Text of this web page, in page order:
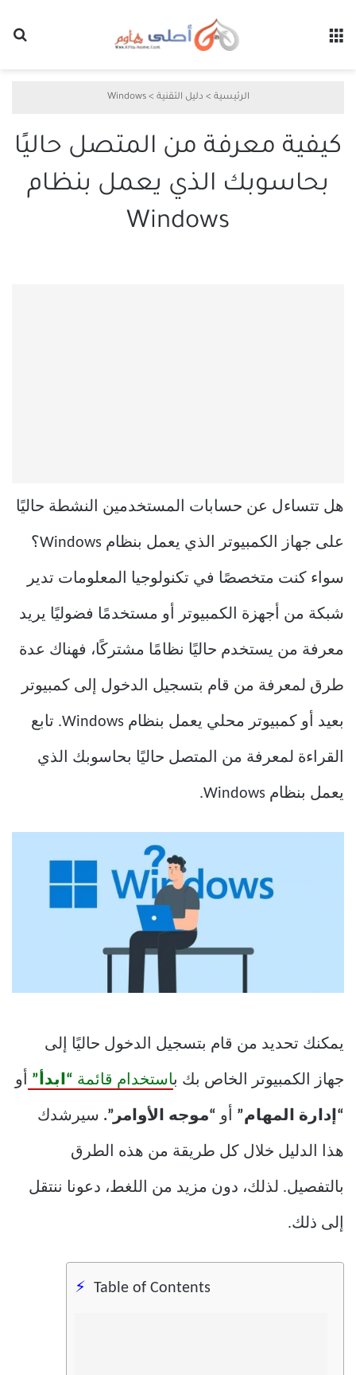
الرئيسية > دليل التقنية >
Windows
كيفية معرفة من المتصل حاليًا
بحاسوبك الذي يعمل بنظام
Windows
هل تتساءل عن حسابات المستخدمين النشطة حاليًا
على جهاز الكمبيوتر الذي يعمل بنظام Windows؟
سواء كنت متخصصًا في تكنولوجيا المعلومات تدير
شبكة من أجهزة الكمبيوتر أو مستخدمًا فضوليًا يريد
معرفة من يستخدم حاليًا نظامًا مشتركًا، فهناك عدة
طرق لمعرفة من قام بتسجيل الدخول إلى كمبيوتر
بعيد أو كمبيوتر محلي يعمل بنظام Windows. تابع
القراءة لمعرفة من المتصل حاليًا بحاسوبك الذي
يعمل بنظام Windows.
يمكنك تحديد من قام بتسجيل الدخول حاليًا إلى
جهاز الكمبيوتر الخاص بك باستخدام قائمة “ابدأ” أو
“إدارة المهام” أو “موجه الأوامر”. سيرشدك
هذا الدليل خلال كل طريقة من هذه الطرق
بالتفصيل. لذلك، دون مزيد من اللغط، دعونا ننتقل
إلى ذلك.
Table of Contents